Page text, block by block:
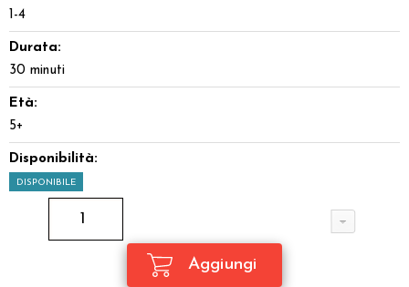
1-4
Durata:
30 minuti
Età:
5+
Disponibilità:
DISPONIBILE